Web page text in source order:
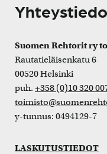
Suomen Rehtorit ry
Rautatieläisenkatu 6
00520 Helsinki
puh. +358 (0)10 320
y-tunnus: 0494129-7
LASKUTUSTIEDOT